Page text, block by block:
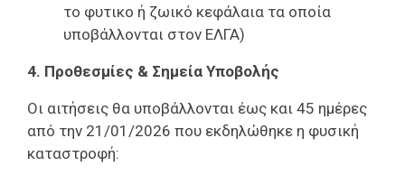
το φυτικο ή ζωικό κεφάλαια τα οποία
υποβάλλονται στον ΕΛΓΑ)
4. Προθεσμίες & Σημεία Υποβολής
Οι αιτήσεις θα υποβάλλονται έως και 45 ημέρες
από την 21/01/2026 που εκδηλώθηκε η φυσική
καταστροφή: